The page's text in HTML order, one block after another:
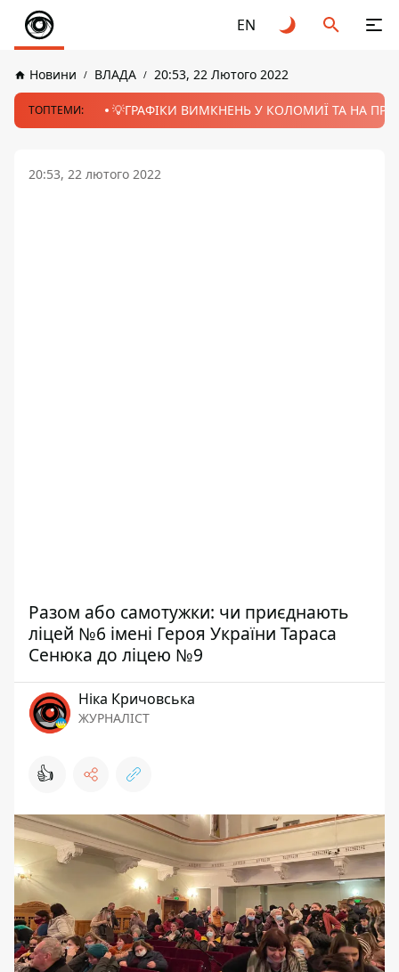
EN
Новини ВЛАДА 20:53, 22 Лютого 2022
ТОПТЕМИ: 💡ГРАФІКИ ВИМКНЕНЬ У КОЛОМИЇ ТА НА
20:53, 22 лютого 2022
Разом або самотужки: чи приєднають
ліцей №6 імені Героя України Тараса
Сенюка до ліцею №9
Ніка Кричовська
ЖУРНАЛІСТ
👍